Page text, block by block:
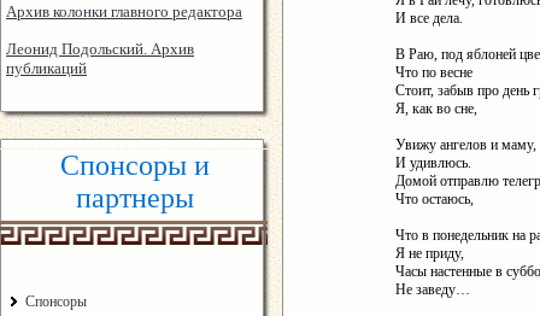
Архив колонки главного редактора
Леонид Подольский. Архив
публикаций
Спонсоры и
партнеры
Спонсоры
И все дела.
В Раю, под яблоней
Что по весне
Стоит, забыв про день
Я, как во сне,
Увижу ангелов и маму,
И удивлюсь.
Домой отправлю
Что остаюсь,
Что в понедельник на
Я не приду,
Часы настенные в
Не заведу…